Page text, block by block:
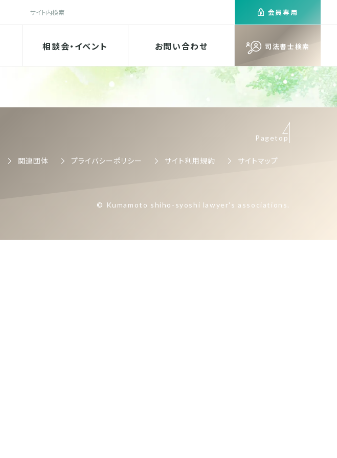
司法書士検索
相談会・イベント お問い合わせ
検索 会員専用
関連団体 プライバシーポリシー サイト利用規約 サイトマップ
Pagetop
© Kumamoto shiho-syoshi lawyer's associations.